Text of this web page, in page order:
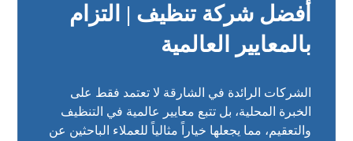
أفضل شركة تنظيف | التزام
بالمعايير العالمية
الشركات الرائدة في الشارقة لا تعتمد فقط على
الخبرة المحلية، بل تتبع معايير عالمية في التنظيف
والتعقيم، مما يجعلها خياراً مثالياً للعملاء الباحثين عن